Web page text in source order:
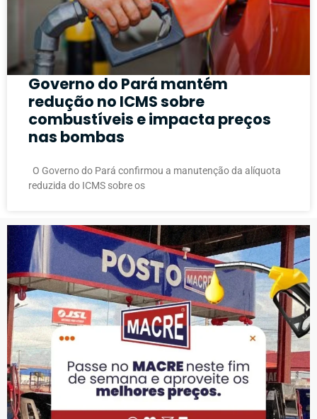
Governo do Pará mantém
redução no ICMS sobre
combustíveis e impacta preços
nas bombas
O Governo do Pará confirmou a manutenção da alíquota
reduzida do ICMS sobre os
PUBLICIDADE